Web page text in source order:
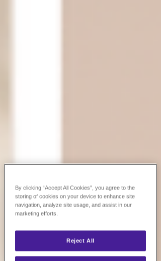
By clicking “Accept All Cookies”, you agree to the
storing of cookies on your device to enhance site
navigation, analyze site usage, and assist in our
marketing efforts.
Reject All